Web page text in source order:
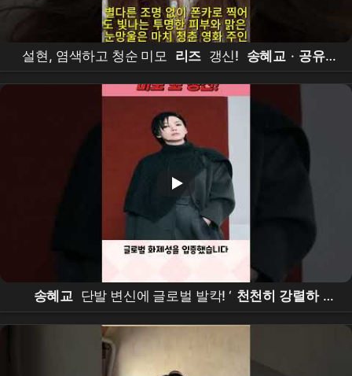
설현, 염색하고 청순 미모 리즈 갱신! 송혜교 · 공유
와 함께하는 대작 ' 천천히 강렬하게 ' 캐스팅 확정 소식
까지 #럭셔리패션#꾸안꾸룩 #와이드데님 #워너비스
송혜교 단발 변신에 글로벌 발칵! ‘ 천천히 강렬하
게 ’로 또 레전드 예약 # 송혜교 #단발변신 # 송혜교
화보 #천천히강렬하게 # 넷플릭스 드라마
차승원